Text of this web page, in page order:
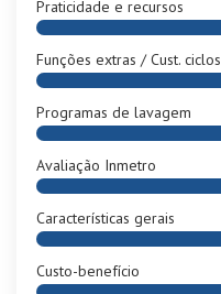
Praticidade e recursos
Funções extras / Cust. ciclos
Programas de lavagem
Avaliação Inmetro
Características gerais
Custo-benefício